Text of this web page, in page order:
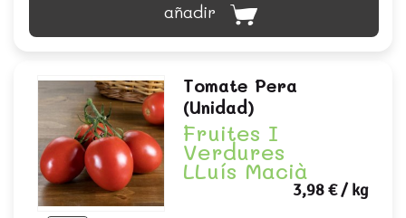
añadir
Tomate Pera
(unidad)
Fruites I
Verdures
LLuís Macià
3,98 €/ kg